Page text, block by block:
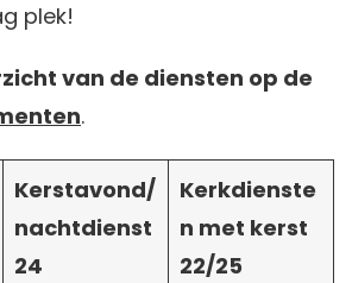
plek!
van de diensten op de
.
Kerstavond/
nachtdienst
24
Kerkdienste
n met kerst
22/25